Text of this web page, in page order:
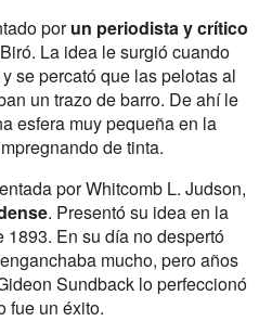
porun periodista y crítico
La idea le surgió cuando
se percató que las pelotas al
un trazo de barro. De ahí le
esfera muy pequeña en la
de tinta.
por Whitcomb L. Judson,
. Presentó su idea en la
En su día no despertó
mucho, pero años
Sundback lo perfeccionó
fue un éxito.